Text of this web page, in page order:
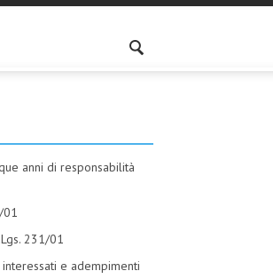
anni di responsabilità
01
231/01
e adempimenti